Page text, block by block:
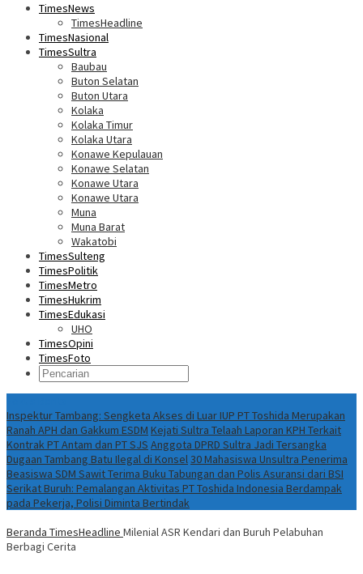
TimesNews
TimesHeadline
TimesNasional
TimesSultra
Baubau
Buton Selatan
Buton Utara
Kolaka
Kolaka Timur
Kolaka Utara
Konawe Kepulauan
Konawe Selatan
Konawe Utara
Konawe Utara
Muna
Muna Barat
Wakatobi
TimesSulteng
TimesPolitik
TimesMetro
TimesHukrim
TimesEdukasi
UHO
TimesOpini
TimesFoto
Inspektur Tambang: Sengketa Akses di Luar IUP PT Toshida Merupakan
Ranah APH dan Gakkum ESDM Kejati Sultra Telaah Laporan KPH Terkait
Kontrak PT Antam dan PT SJS Anggota DPRD Sultra Jadi Tersangka
Dugaan Tambang Batu Ilegal di Konsel30 Mahasiswa Unsultra Penerima
Beasiswa SDM Sawit Terima Buku Tabungan dan Polis Asuransi dari BSI
Serikat Buruh: Pemalangan Aktivitas PT Toshida Indonesia Berdampak
pada Pekerja, Polisi Diminta Bertindak
Beranda TimesHeadline Milenial ASR Kendari dan Buruh Pelabuhan
Berbagi Cerita